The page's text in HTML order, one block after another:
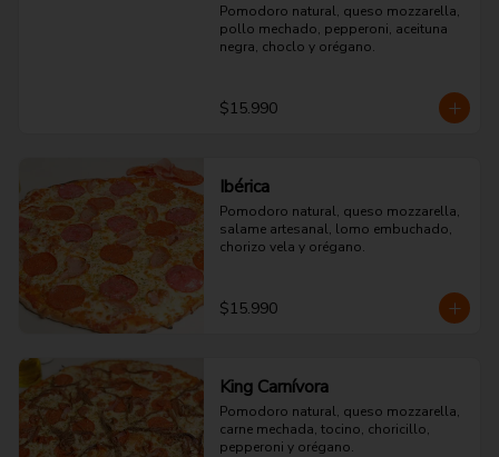
Pomodoro natural, queso mozzarella,
pollo mechado, pepperoni, aceituna
negra, choclo y orégano.
$15.990
Ibérica
Pomodoro natural, queso mozzarella,
salame artesanal, lomo embuchado,
chorizo vela y orégano.
$15.990
King Carnívora
Pomodoro natural, queso mozzarella,
carne mechada, tocino, choricillo,
pepperoni y orégano.